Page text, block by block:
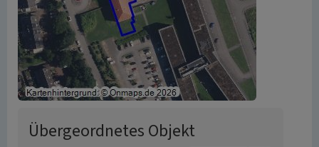
Übergeordnetes Objekt